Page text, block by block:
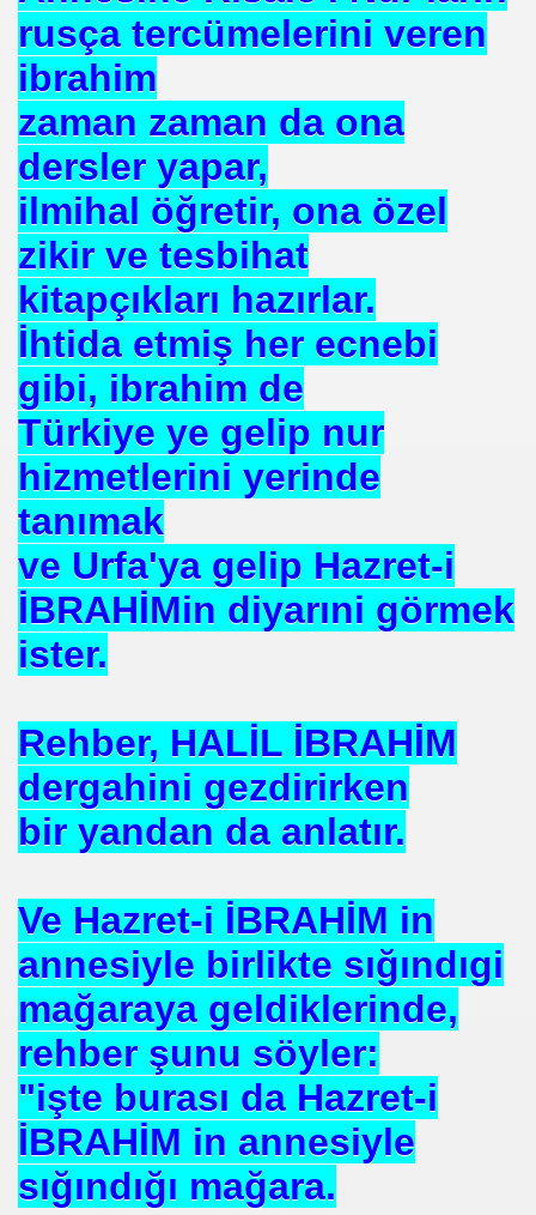
rusça tercümelerini veren
ibrahim
zaman zaman da ona
dersler yapar,
ilmihal öğretir, ona özel
zikir ve tesbihat
kitapçıkları hazırlar.
İhtida etmiş her ecnebi
gibi, ibrahim de
Türkiye ye gelip nur
hizmetlerini yerinde
tanımak
ve Urfa'ya gelip Hazret-i
İBRAHİMin diyarıni görmek
ister.
Rehber, HALİL İBRAHİM
dergahini gezdirirken
bir yandan da anlatır.
Ve Hazret-i İBRAHİM in
annesiyle birlikte sığındıgi
mağaraya geldiklerinde,
rehber şunu söyler:
"işte burası da Hazret-i
İBRAHİM in annesiyle
sığındığı mağara.
VAKFI
ARINÇ
İle
EROĞLU
DİNÇER